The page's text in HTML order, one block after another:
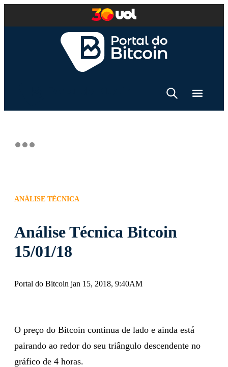
ANÁLISE TÉCNICA
Análise Técnica Bitcoin
15/01/18
Portal do Bitcoin jan 15, 2018, 9:40AM
O preço do Bitcoin continua de lado e ainda está
pairando ao redor do seu triângulo descendente no
gráfico de 4 horas.